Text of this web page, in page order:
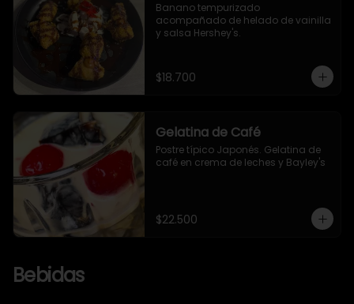
Banano tempurizado
acompañado de helado de vainilla
y salsa Hershey's.
$18.700
Gelatina de Café
Postre típico Japonés. Gelatina de
café en crema de leches y Bayley's
$22.500
Bebidas